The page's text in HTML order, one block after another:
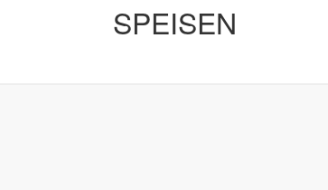
SPEISEN